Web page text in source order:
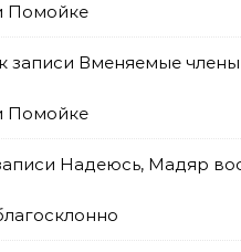
Помойке
к записи Вменяемые
Помойке
Надеюсь, Мадяр